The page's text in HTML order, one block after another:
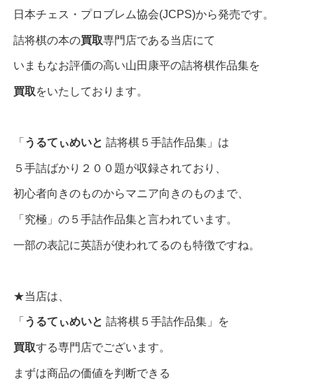
日本チェス・プロブレム協会(JCPS)から発売です。
詰将棋の本の買取専門店である当店にて
いまもなお評価の高い山田康平の詰将棋作品集を
買取をいたしております。
「 うるてぃめいと 詰将棋５手詰作品集」は
５手詰ばかり２００題が収録されており、
初心者向きのものからマニア向きのものまで、
「究極」の５手詰作品集と言われています。
一部の表記に英語が使われてるのも特徴ですね。
★当店は、
「 うるてぃめいと 詰将棋５手詰作品集」を
買取する専門店でございます。
まずは商品の価値を判断できる